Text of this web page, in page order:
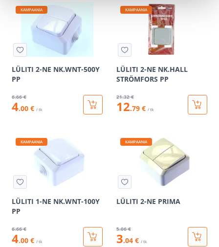
KAMPAANIA
LÜLITI 2-NE NK.WNT-500Y
PP
6.66 €
4.00 € / tk
KAMPAANIA
LÜLITI 2-NE NK.HALL
STRÖMFORS PP
21.32 €
12.79 € / tk
KAMPAANIA
LÜLITI 1-NE NK.WNT-100Y
PP
6.66 €
4.00 € / tk
KAMPAANIA
LÜLITI 2-NE PRIMA
5.06 €
3.04 € / tk